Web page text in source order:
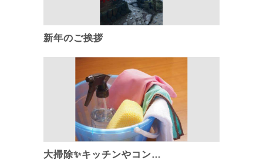
新年のご挨拶
大掃除✨キッチンやコン…